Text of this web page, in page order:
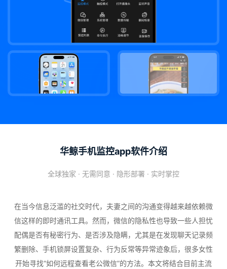
华鲸手机监控app软件介绍
全球独家 · 无需同意 · 隐形部署 · 实时掌控
在当今信息泛滥的社交时代，夫妻之间的沟通变得越来越依赖微
信这样的即时通讯工具。然而，微信的隐私性也导致一些人担忧
配偶是否有秘密行为、是否涉及隐瞒，尤其是在发现聊天记录频
繁删除、手机锁屏设置复杂、行为反常等异常迹象后，很多女性
开始寻找“如何远程查看老公微信”的方法。本文将结合目前主流